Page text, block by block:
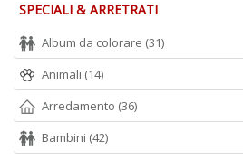
SPECIALI & ARRETRATI
Album da colorare (31)
Animali (14)
Arredamento (36)
Bambini (42)